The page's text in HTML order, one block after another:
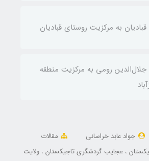
قباديان به مركزيت روستای قباديان
جلال‌الدين رومی به مركزيت منطقه
جواد عابد خراسانی
مقالات
عجایب گردشگری تاجیکستان ولایت